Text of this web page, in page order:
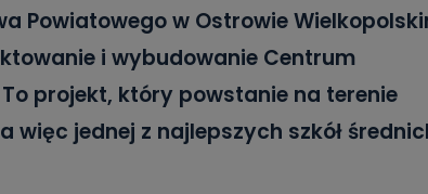
Powiatowego w Ostrowie
i wybudowanie Centrum
projekt, który powstanie na terenie
więc jednej z najlepszych szkół